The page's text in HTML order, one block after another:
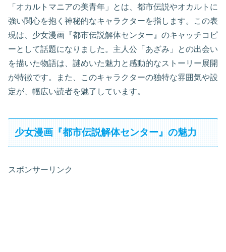
「オカルトマニアの美青年」とは、都市伝説やオカルトに
強い関心を抱く神秘的なキャラクターを指します。この表
現は、少女漫画『都市伝説解体センター』のキャッチコピ
ーとして話題になりました。主人公「あざみ」との出会い
を描いた物語は、謎めいた魅力と感動的なストーリー展開
が特徴です。また、このキャラクターの独特な雰囲気や設
定が、幅広い読者を魅了しています。
少女漫画『都市伝説解体センター』の魅力
スポンサーリンク